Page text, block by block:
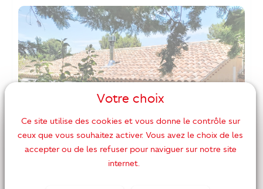
Votre choix
Ce site utilise des cookies et vous donne le contrôle sur
ceux que vous souhaitez activer. Vous avez le choix de les
accepter ou de les refuser pour naviguer sur notre site
internet.